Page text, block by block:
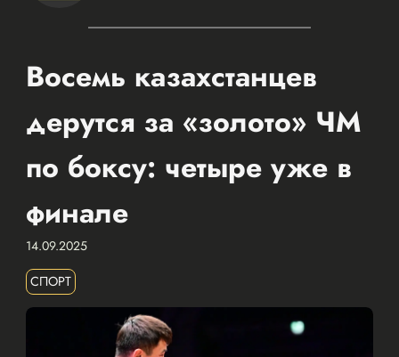
Восемь казахстанцев
дерутся за «золото» ЧМ
по боксу: четыре уже в
финале
14.09.2025
СПОРТ